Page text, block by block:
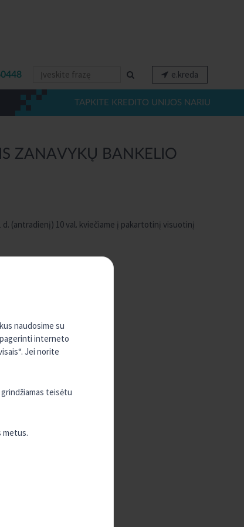
naudosime su
interneto
Jei norite
teisėtu
metus.
e.kreda
TAPKITE KREDITO UNIJOS NARIU
ZANAVYKŲ BANKELIO
(antradienį) 10 val. kviečiame į pakartotinį visuotinį